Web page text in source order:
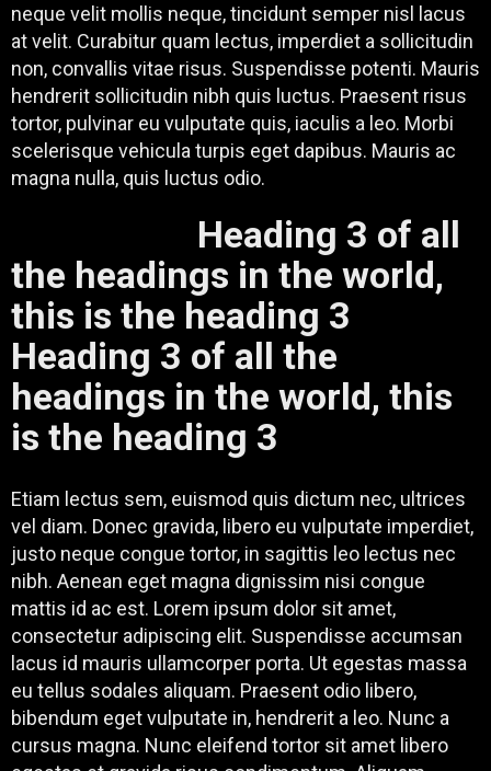
neque velit mollis neque, tincidunt semper nisl lacus
at velit. Curabitur quam lectus, imperdiet a sollicitudin
non, convallis vitae risus. Suspendisse potenti. Mauris
hendrerit sollicitudin nibh quis luctus. Praesent risus
tortor, pulvinar eu vulputate quis, iaculis a leo. Morbi
scelerisque vehicula turpis eget dapibus. Mauris ac
magna nulla, quis luctus odio.
Heading 3 of all
the headings in the world,
this is the heading 3
Heading 3 of all the
headings in the world, this
is the heading 3
Etiam lectus sem, euismod quis dictum nec, ultrices
vel diam. Donec gravida, libero eu vulputate imperdiet,
justo neque congue tortor, in sagittis leo lectus nec
nibh. Aenean eget magna dignissim nisi congue
mattis id ac est. Lorem ipsum dolor sit amet,
consectetur adipiscing elit. Suspendisse accumsan
lacus id mauris ullamcorper porta. Ut egestas massa
eu tellus sodales aliquam. Praesent odio libero,
bibendum eget vulputate in, hendrerit a leo. Nunc a
cursus magna. Nunc eleifend tortor sit amet libero